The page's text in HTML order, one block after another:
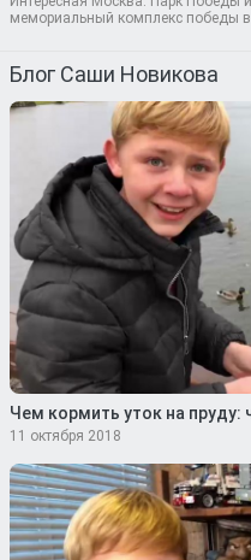
мемориальный комплекс победы
Блог Саши Новикова
Чем кормить уток на пруду:
11 октября 2018